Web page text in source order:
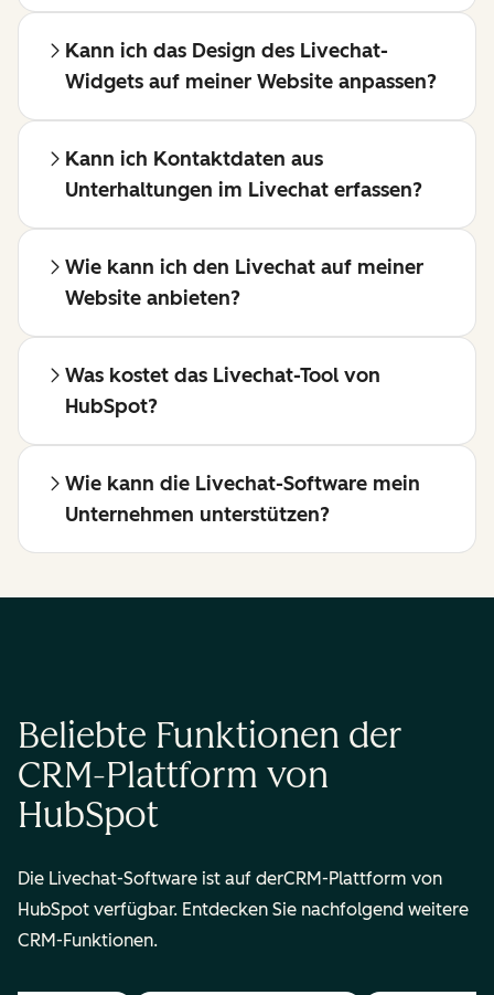
Kann ich das Design des Livechat-
Widgets auf meiner Website anpassen?
Kann ich Kontaktdaten aus
Unterhaltungen im Livechat erfassen?
Wie kann ich den Livechat auf meiner
Website anbieten?
Was kostet das Livechat-Tool von
HubSpot?
Wie kann die Livechat-Software mein
Unternehmen unterstützen?
Beliebte Funktionen der
CRM-Plattform von
HubSpot
Die Livechat-Software ist auf derCRM-Plattform von
HubSpot verfügbar. Entdecken Sie nachfolgend weitere
CRM-Funktionen.